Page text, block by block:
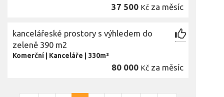
37 500 Kč za měsíc
kancelářeské prostory s výhledem do
zeleně 390 m2
Komerční Kanceláře 330m²
80 000 Kč za měsíc